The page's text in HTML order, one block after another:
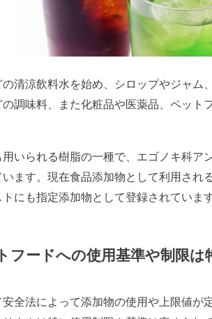
清涼飲料水を始め、シロップやジャム
の調味料、また化粧品や医薬品、ペット
いられる樹脂の一種で、エゴノキ科ア
ます。現在食品添加物として利用され
にも指定添加物として登録されています
フードへの使用基準や制限は
全法によって添加物の使用や上限値が